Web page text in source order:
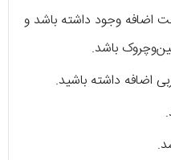
اضافه وجود داشته باشد و
باشد.
اضافه داشته باشید.